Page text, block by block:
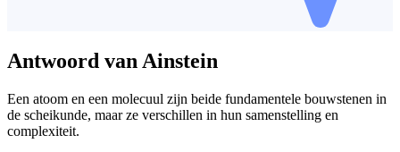
Antwoord van Ainstein
Een atoom en een molecuul zijn beide fundamentele bouwstenen in
de scheikunde, maar ze verschillen in hun samenstelling en
complexiteit.